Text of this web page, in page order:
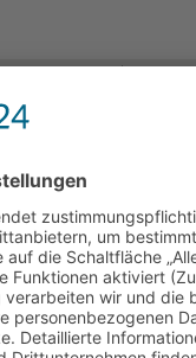
Cookie-Einstellungen
Social Media: